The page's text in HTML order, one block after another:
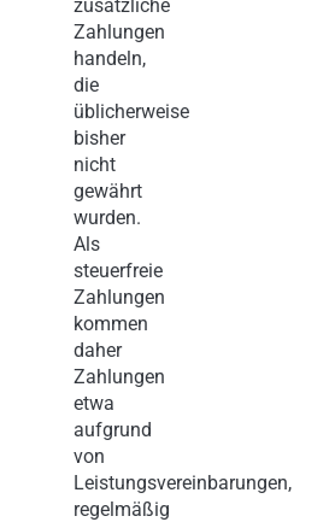
zusätzliche
Zahlungen
handeln,
die
üblicherweise
bisher
nicht
gewährt
wurden.
Als
steuerfreie
Zahlungen
kommen
daher
Zahlungen
etwa
aufgrund
von
Leistungsvereinbarungen,
regelmäßig